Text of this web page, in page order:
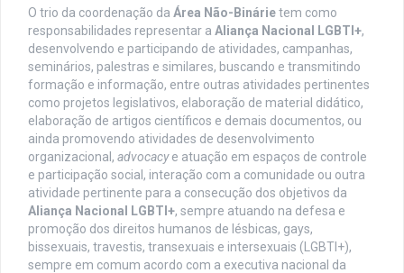
O trio da coordenação da Área Não-Binárietem como
responsabilidades representar a Aliança Nacional LGBTI+,
desenvolvendo e participando de atividades, campanhas,
seminários, palestras e similares, buscando e transmitindo
formação e informação, entre outras atividades pertinentes
como projetos legislativos, elaboração de material didático,
elaboração de artigos científicos e demais documentos, ou
ainda promovendo atividades de desenvolvimento
organizacional, advocacye atuação em espaços de controle
e participação social, interação com a comunidade ou outra
atividade pertinente para a consecução dos objetivos da
Aliança Nacional LGBTI+, sempre atuando na defesa e
promoção dos direitos humanos de lésbicas, gays,
bissexuais, travestis, transexuais e intersexuais (LGBTI+),
sempre em comum acordo com a executiva nacional da